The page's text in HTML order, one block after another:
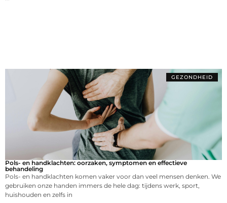
GEZONDHEID
Pols- en handklachten: oorzaken, symptomen en effectieve
behandeling
Pols- en handklachten komen vaker voor dan veel mensen denken. We
gebruiken onze handen immers de hele dag: tijdens werk, sport,
huishouden en zelfs in